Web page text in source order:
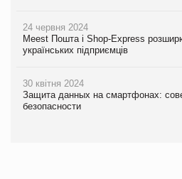
24 червня 2024
Meest Пошта і Shop-Express
українських підприємців
30 квітня 2024
Защита данных на смартфонах:
безопасности